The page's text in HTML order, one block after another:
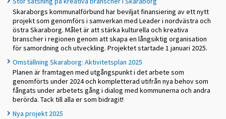
Skaraborgs kommunalförbund har beviljat finansiering av ett nytt
projekt som genomförs i samverkan med Leader i nordvästra och
östra Skaraborg. Målet är att stärka kulturella och kreativa
branscher i regionen genom att skapa en långsiktig organisation
för samordning och utveckling. Projektet startade 1 januari 2025.
Omställning Skaraborg: Aktivitetsplan 2025
Planen är framtagen med utgångspunkt i det arbete som
genomförts under 2024 och kompletterad utifrån nya behov som
fångats under arbetets gång i dialog med kommunerna och andra
berörda. Tack till alla er som bidragit!
Nya projekt 2025